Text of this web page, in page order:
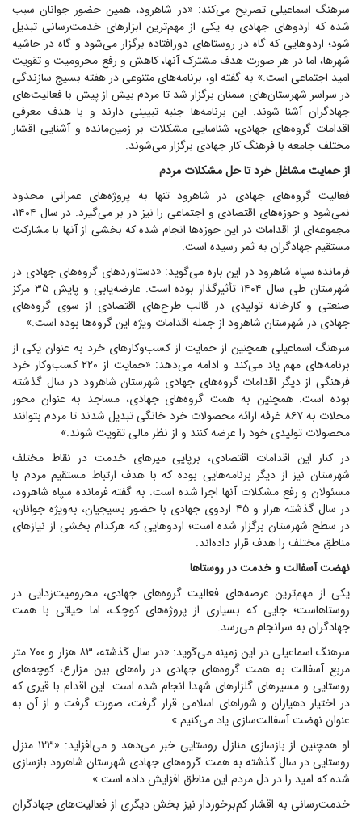
سرهنگ اسماعیلی تصریح می‌کند: «در شاهرود، همین حضور جوانان سبب
شده که اردو‌های جهادی به یکی از مهم‌ترین ابزار‌های خدمت‌رسانی تبدیل
شود؛ اردو‌هایی که گاه در روستا‌های دورافتاده برگزار می‌شود و گاه در حاشیه
شهرها، اما در هر صورت هدف مشترک آنها، کاهش و رفع محرومیت و تقویت
امید اجتماعی است.» به گفته او، برنامه‌های متنوعی در هفته بسیج سازندگی
در سراسر شهرستان‌های سمنان برگزار شد تا مردم بیش از پیش با فعالیت‌های
جهادگران آشنا شوند. این برنامه‌ها جنبه تبیینی دارند و با هدف معرفی
اقدامات گروه‌های جهادی، شناسایی مشکلات بر زمین‌مانده و آشنایی اقشار
مختلف جامعه با فرهنگ کار جهادی برگزار می‌شوند.
از حمایت مشاغل خرد تا حل مشکلات مردم
فعالیت گروه‌های جهادی در شاهرود تنها به پروژه‌های عمرانی محدود
نمی‌شود و حوزه‌های اقتصادی و اجتماعی را نیز در بر می‌گیرد. در سال ۱۴۰۴،
مجموعه‌ای از اقدامات در این حوزه‌ها انجام شده که بخشی از آنها با مشارکت
مستقیم جهادگران به ثمر رسیده است.
فرمانده سپاه شاهرود در این باره می‌گوید: «دستاورد‌های گروه‌های جهادی در
شهرستان طی سال ۱۴۰۴ تأثیرگذار بوده است. عارضه‌یابی و پایش ۳۵ مرکز
صنعتی و کارخانه تولیدی در قالب طرح‌های اقتصادی از سوی گروه‌های
جهادی در شهرستان شاهرود از جمله اقدامات ویژه این گروه‌ها بوده است.»
سرهنگ اسماعیلی همچنین از حمایت از کسب‌وکار‌های خرد به عنوان یکی از
برنامه‌های مهم یاد می‌کند و ادامه می‌دهد: «حمایت از ۲۲۰ کسب‌وکار خرد
فرهنگی از دیگر اقدامات گروه‌های جهادی شهرستان شاهرود در سال گذشته
بوده است. همچنین به همت گروه‌های جهادی، مساجد به عنوان محور
محلات به ۸۶۷ غرفه ارائه محصولات خرد خانگی تبدیل شدند تا مردم بتوانند
محصولات تولیدی خود را عرضه کنند و از نظر مالی تقویت شوند.»
در کنار این اقدامات اقتصادی، برپایی میز‌های خدمت در نقاط مختلف
شهرستان نیز از دیگر برنامه‌هایی بوده که با هدف ارتباط مستقیم مردم با
مسئولان و رفع مشکلات آنها اجرا شده است. به گفته فرمانده سپاه شاهرود،
در سال گذشته هزار و ۴۵ اردوی جهادی با حضور بسیجیان، به‌ویژه جوانان،
در سطح شهرستان برگزار شده است؛ اردو‌هایی که هرکدام بخشی از نیاز‌های
مناطق مختلف را هدف قرار داده‌اند.
نهضت آسفالت و خدمت در روستا‌ها
یکی از مهم‌ترین عرصه‌های فعالیت گروه‌های جهادی، محرومیت‌زدایی در
روستاهاست؛ جایی که بسیاری از پروژه‌های کوچک، اما حیاتی با همت
جهادگران به سرانجام می‌رسد.
سرهنگ اسماعیلی در این زمینه می‌گوید: «در سال گذشته، ۸۳ هزار و ۷۰۰ متر
مربع آسفالت به همت گروه‌های جهادی در راه‌های بین مزارع، کوچه‌های
روستایی و مسیر‌های گلزار‌های شهدا انجام شده است. این اقدام با قیری که
در اختیار دهیاران و شورا‌های اسلامی قرار گرفت، صورت گرفت و از آن به
عنوان نهضت آسفالت‌سازی یاد می‌کنیم.»
او همچنین از بازسازی منازل روستایی خبر می‌دهد و می‌افزاید: «۱۲۳ منزل
روستایی در سال گذشته به همت گروه‌های جهادی شهرستان شاهرود بازسازی
شده که امید را در دل مردم این مناطق افزایش داده است.»
خدمت‌رسانی به اقشار کم‌برخوردار نیز بخش دیگری از فعالیت‌های جهادگران